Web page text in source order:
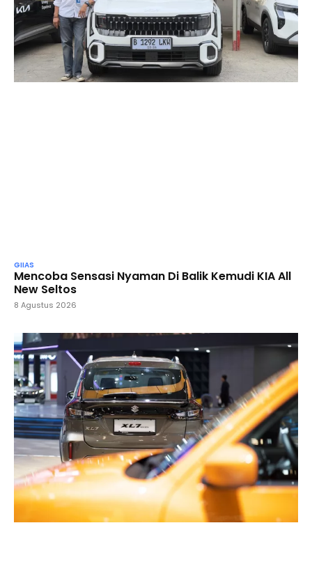
GIIAS
Mencoba Sensasi Nyaman Di Balik Kemudi KIA All
New Seltos
8 Agustus 2026